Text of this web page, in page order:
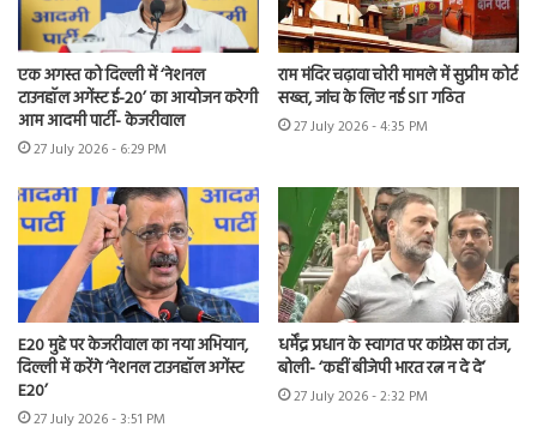
एक अगस्त को दिल्ली में ‘नेशनल
टाउनहॉल अगेंस्ट ई-20’ का आयोजन करेगी
आम आदमी पार्टी- केजरीवाल
27 July 2026 - 6:29 PM
राम मंदिर चढ़ावा चोरी मामले में सुप्रीम कोर्ट
सख्त, जांच के लिए नई SIT गठित
27 July 2026 - 4:35 PM
E20 मुद्दे पर केजरीवाल का नया अभियान,
दिल्ली में करेंगे ‘नेशनल टाउनहॉल अगेंस्ट
E20’
27 July 2026 - 3:51 PM
धर्मेंद्र प्रधान के स्वागत पर कांग्रेस का तंज,
बोली- ‘कहीं बीजेपी भारत रत्न न दे दे’
27 July 2026 - 2:32 PM